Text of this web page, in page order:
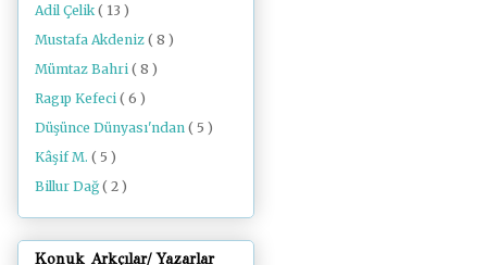
Adil Çelik ( 13 )
Mustafa Akdeniz ( 8 )
Mümtaz Bahri ( 8 )
Ragıp Kefeci ( 6 )
Düşünce Dünyası'ndan ( 5 )
Kâşif M. ( 5 )
Billur Dağ ( 2 )
Konuk Arkçılar/ Yazarlar